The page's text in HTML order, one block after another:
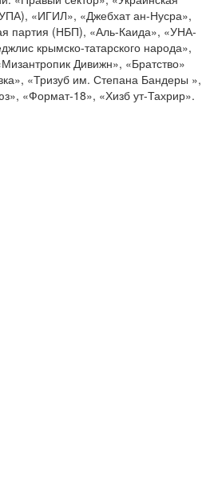
«ИГИЛ», «Джебхат ан-Нусра»,
партия (НБП), «Аль-Каида», «УНА-
крымско-татарского народа»,
Дивижн», «Братство»
«Тризуб им. Степана Бандеры »,
«Формат-18», «Хизб ут-Тахрир».